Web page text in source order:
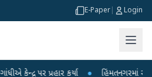
E-Paper Login
પર પ્રહાર કર્યા ● હિંમતનગરમાં રહસ્યમય